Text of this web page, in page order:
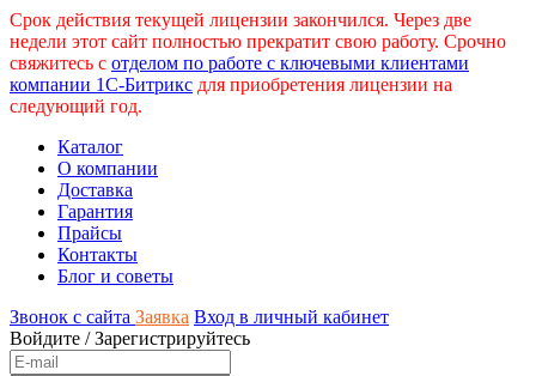
Срок действия текущей лицензии закончился. Через две
недели этот сайт полностью прекратит свою работу. Срочно
свяжитесь с отделом по работе с ключевыми клиентами
компании 1С-Битрикс для приобретения лицензии на
следующий год.
Каталог
О компании
Доставка
Гарантия
Прайсы
Контакты
Блог и советы
Звонок с сайта Заявка Вход в личный кабинет
Войдите /Зарегистрируйтесь